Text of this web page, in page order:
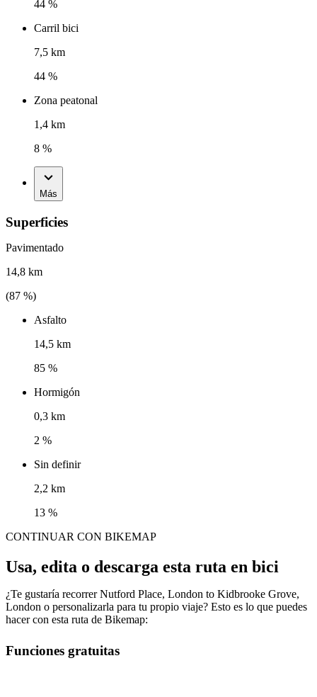
44 %
Carril bici
7,5 km
44 %
Zona peatonal
1,4 km
8 %
Más
Superficies
Pavimentado
14,8 km
(87 %)
Asfalto
14,5 km
85 %
Hormigón
0,3 km
2 %
Sin definir
2,2 km
13 %
CONTINUAR CON BIKEMAP
Usa, edita o descarga esta ruta en bici
¿Te gustaría recorrer Nutford Place, London to Kidbrooke Grove,
London o personalizarla para tu propio viaje? Esto es lo que puedes
hacer con esta ruta de Bikemap:
Funciones gratuitas